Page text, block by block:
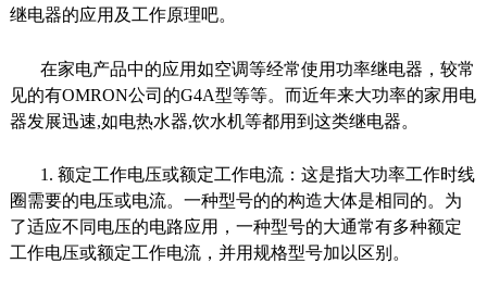
继电器的应用及工作原理吧。
在家电产品中的应用如空调等经常使用功率继电器，较常
见的有OMRON公司的G4A型等等。而近年来大功率的家用电
器发展迅速,如电热水器,饮水机等都用到这类继电器。
1. 额定工作电压或额定工作电流：这是指大功率工作时线
圈需要的电压或电流。一种型号的的构造大体是相同的。为
了适应不同电压的电路应用，一种型号的大通常有多种额定
工作电压或额定工作电流，并用规格型号加以区别。